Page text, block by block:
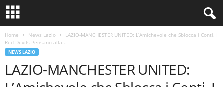
Home News Lazio
LAZIO-MANCHESTER UNITED: L’Amichevole che Sblocca i Conti. I
Red Devils Pensano alla...
NEWS LAZIO
LAZIO-MANCHESTER UNITED: